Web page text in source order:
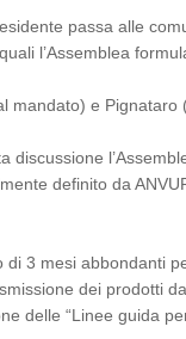
passa alle
l’Assemblea
e
definito da
3 mesi abbondanti
dei prodotti
delle “Linee guida